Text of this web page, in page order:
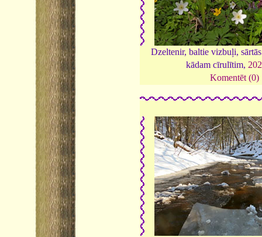
Dzeltenir, baltie vizbuļi,
kādam cīrulītim,
Komentēt (0)